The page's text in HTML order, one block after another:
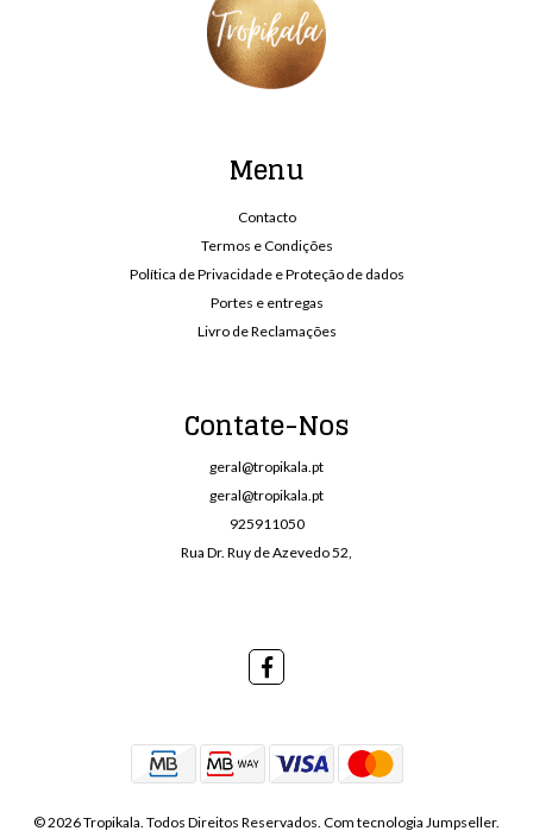
Menu
Contacto
Termos e Condições
Política de Privacidade e Proteção de dados
Portes e entregas
Livro de Reclamações
Contate-Nos
geral@tropikala.pt
geral@tropikala.pt
925911050
Rua Dr. Ruy de Azevedo 52,
© 2026 Tropikala. Todos Direitos Reservados. Com tecnologia Jumpseller.